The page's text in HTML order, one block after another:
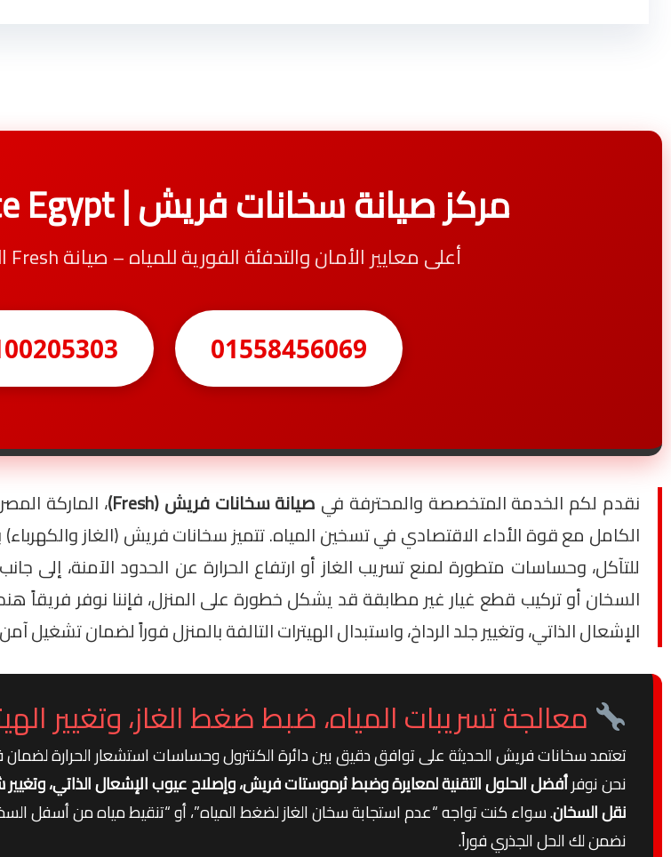
مركز صيانة سخانات فريش | Fresh Service Egypt
أعلى معايير الأمان والتدفئة الفورية للمياه – صيانة Fresh المعتمدة بالمنزل
01558456069
نقدم لكم الخدمة المتخصصة والمحترفة في صيانة سخانات فريش (Fresh)
، الماركة
الكامل مع قوة الأداء الاقتصادي في تسخين المياه. تتميز سخانات فريش (الغاز
للتآكل، وحساسات متطورة لمنع تسريب الغاز أو ارتفاع الحرارة عن الحدود الآمنة، إلى
السخان أو تركيب قطع غيار غير مطابقة قد يشكل خطورة على المنزل، فإننا نوفر فريقاً
الإشعال الذاتي، وتغيير جلد الرداخ، واستبدال الهيترات التالفة بالمنزل فوراً لضمان تشغيل
معالجة تسريبات المياه، ضبط ضغط الغاز، وتغيير
تعتمد سخانات فريش الحديثة على توافق دقيق بين دائرة الكنترول وحساسات استشعار الحرارة
نحن نوفرأفضل الحلول التقنية لمعايرة وضبط ثرموستات فريش، وإصلاح عيوب الإشعال الذاتي، وتغيير
نقل السخان. سواء كنت تواجه “عدم استجابة سخان الغاز لضغط المياه”، أو “تنقيط مياه من أسفل
نضمن لك الحل الجذري فوراً.